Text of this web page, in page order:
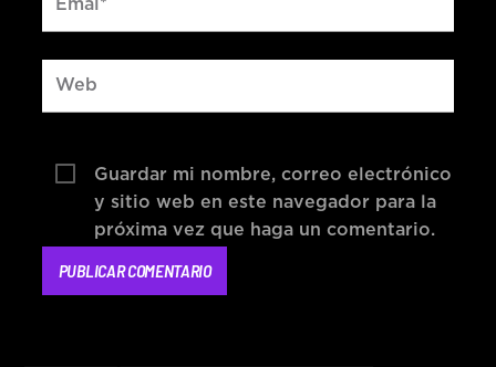
Guardar mi nombre, correo electrónico
y sitio web en este navegador para la
próxima vez que haga un comentario.